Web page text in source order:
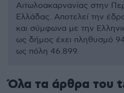
Αιτωλοακαρνανίας στην
Ελλάδας. Αποτελεί την
και σύμφωνα με την
ως δήμος έχει πληθυσμό
ως πόλη 46.899.
Όλα τα άρθρα του